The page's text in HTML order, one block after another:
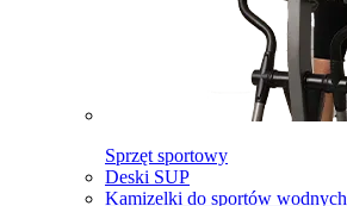
Sprzęt sportowy
Deski SUP
Kamizelki do sportów wodnych